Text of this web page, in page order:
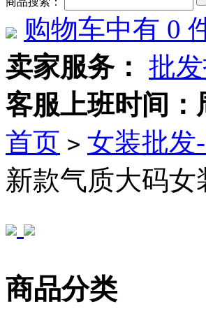
购物车中有 0
卖家服务： 批
客服上班时间：
首页 > 女装批发
新款气质大码
商品分类